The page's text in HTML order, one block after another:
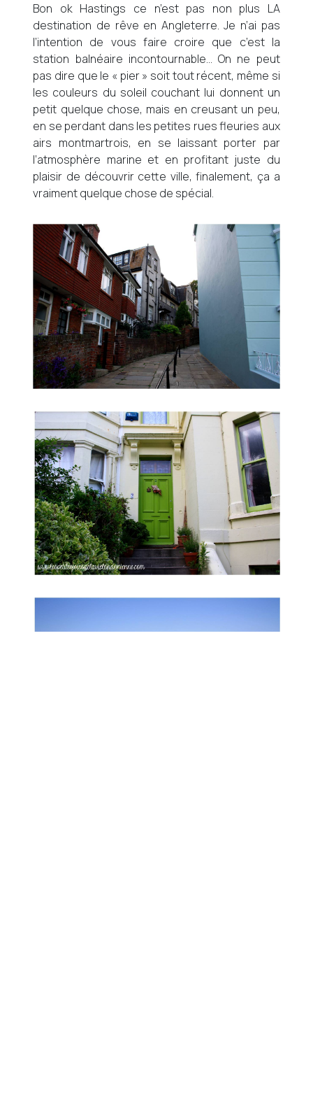
Bon ok Hastings ce n’est pas non plus LA
destination de rêve en Angleterre. Je n’ai pas
l’intention de vous faire croire que c’est la
station balnéaire incontournable… On ne peut
pas dire que le « pier » soit tout récent, même si
les couleurs du soleil couchant lui donnent un
petit quelque chose, mais en creusant un peu,
en se perdant dans les petites rues fleuries aux
airs montmartrois, en se laissant porter par
l’atmosphère marine et en profitant juste du
plaisir de découvrir cette ville, finalement, ça a
vraiment quelque chose de spécial.